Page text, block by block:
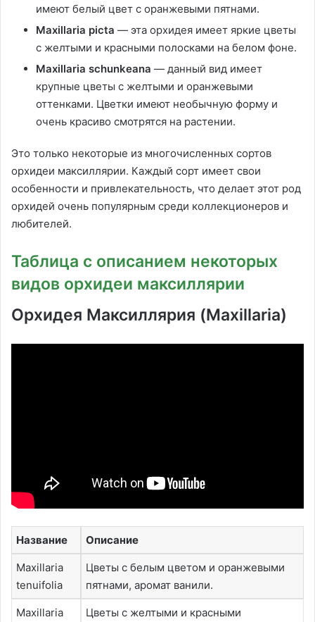
имеют белый цвет с оранжевыми пятнами.
Maxillaria picta — эта орхидея имеет яркие цветы
с желтыми и красными полосками на белом фоне.
Maxillaria schunkeana — данный вид имеет
крупные цветы с желтыми и оранжевыми
оттенками. Цветки имеют необычную форму и
очень красиво смотрятся на растении.
Это только некоторые из многочисленных сортов
орхидеи максиллярии. Каждый сорт имеет свои
особенности и привлекательность, что делает этот род
орхидей очень популярным среди коллекционеров и
любителей.
Таблица с описанием некоторых
видов орхидеи максиллярии
Орхидея Максиллярия (Maxillaria)
Название Описание
Maxillaria
tenuifolia
Цветы с белым цветом и оранжевыми
пятнами, аромат ванили.
Maxillaria
Цветы с желтыми и красными